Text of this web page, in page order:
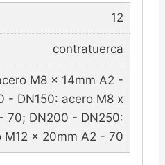
12
contratuerca
M8 x 14mm A2 -
- DN150: acero M8 x
70; DN200 - DN250:
M12 x 20mm A2 - 70